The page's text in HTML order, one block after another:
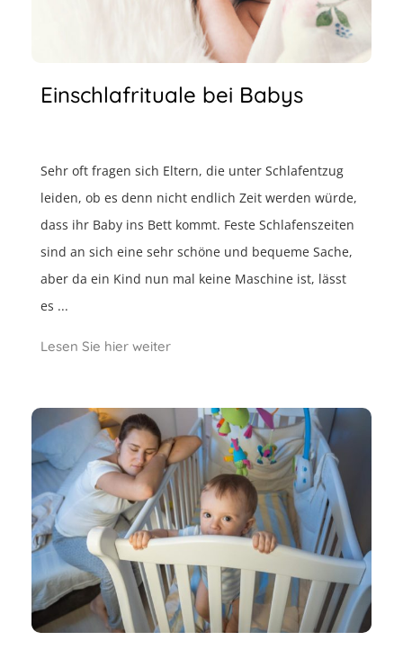
Einschlafrituale bei Babys
Sehr oft fragen sich Eltern, die unter Schlafentzug
leiden, ob es denn nicht endlich Zeit werden würde,
dass ihr Baby ins Bett kommt. Feste Schlafenszeiten
sind an sich eine sehr schöne und bequeme Sache,
aber da ein Kind nun mal keine Maschine ist, lässt
es ...
Lesen Sie hier weiter